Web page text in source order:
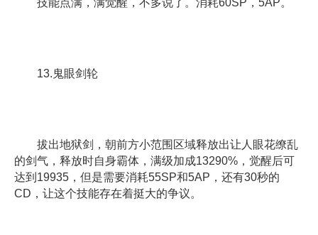
13.鬼眼剑轮
拔出地狱剑，朝前方小范围区域释放出让人眼花缭乱
的剑气，释放时自身霸体，满级加成13290%，觉醒后可
达到19935，但是需要消耗55SP和5AP，还有30秒的
CD，让这个技能存在着挺大的争议。